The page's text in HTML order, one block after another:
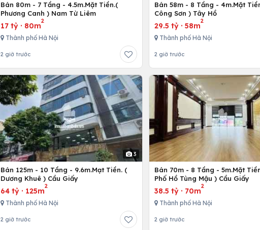
Bán 80m - 7 Tầng - 4.5m.Mặt Tiền.(
Phương Canh ) Nam Từ Liêm
17 tỷ · 80m
2
Thành phố Hà Nội
2 giờ trước
Bán 58m - 8 Tầng - 4m.Mặt
Công Sơn ) Tây Hồ
29.5 tỷ· 58m
2
Thành phố Hà Nội
2 giờ trước
3
Bán 125m - 10 Tầng - 9.6m.Mạt Tiền. (
Dương Khuê ) Cầu Giấy
64 tỷ · 125m
2
Thành phố Hà Nội
2 giờ trước
Bán 70m - 8 Tầng - 5m.Mặt
Phố Hồ Tùng Mậu ) Cầu Giấy
38.5 tỷ· 70m
2
Thành phố Hà Nội
2 giờ trước